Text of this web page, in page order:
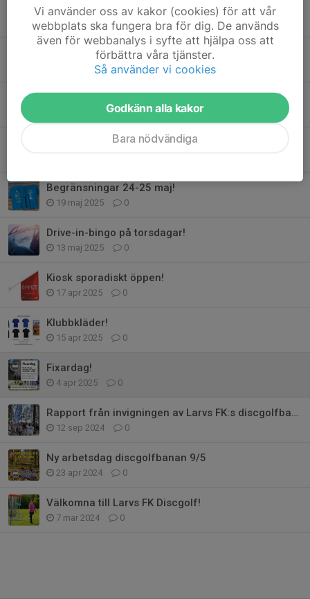
Final Caterpillar Winter Tour!
19 mar, 11:00 0
Ånyo ändrade tider i KM!
17 sep 2025 0
Vill du förbättra ditt discgolfspel, oavsett nivå?
19 aug 2025 0
Västgötatouren gästar Larv 1/6!
Begränsningar 24-25 maj!
19 maj 2025 0
Drive-in-bingo på torsdagar!
13 maj 2025 0
Kiosk sporadiskt öppen!
17 apr 2025 0
Klubbkläder!
15 apr 2025 0
Fixardag!
4 apr 2025 0
Rapport från invigningen av Larvs FK:s discgolfbana 7/9
12 sep 2024 0
Ny arbetsdag discgolfbanan 9/5
23 apr 2024 0
Välkomna till Larvs FK Discgolf!
7 mar 2024 0
Vi använder oss av kakor (cookies) för att vår
webbplats ska fungera bra för dig. De används
även för webbanalys i syfte att hjälpa oss att
förbättra våra tjänster.
Så använder vi cookies
Godkänn alla kakor
Bara nödvändiga